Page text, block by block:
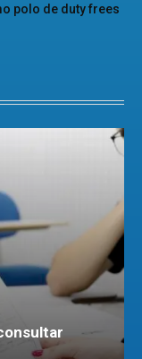
polo de duty frees